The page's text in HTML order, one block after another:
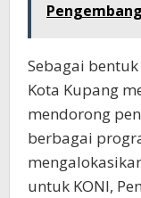
Sebagai
Kota Kupang
mendorong
berbagai
untuk KONI,